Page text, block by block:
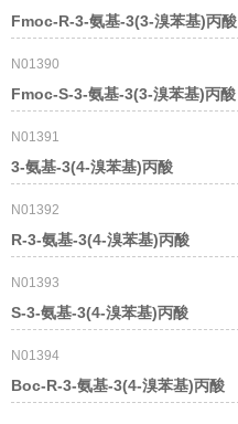
Fmoc-R-3-氨基-3(3-溴苯基)丙酸
N01390
Fmoc-S-3-氨基-3(3-溴苯基)丙酸
N01391
3-氨基-3(4-溴苯基)丙酸
N01392
R-3-氨基-3(4-溴苯基)丙酸
N01393
S-3-氨基-3(4-溴苯基)丙酸
N01394
Boc-R-3-氨基-3(4-溴苯基)丙酸